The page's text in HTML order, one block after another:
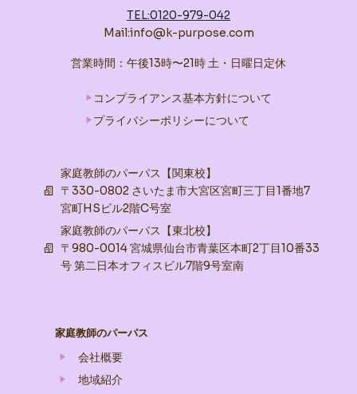
TEL:0120-979-042
Mail:info@k-purpose.com
営業時間：午後13時〜21時 土・日曜日定休
コンプライアンス基本方針について
プライバシーポリシーについて
家庭教師のパーパス【関東校】
〒330-0802 さいたま市大宮区宮町三丁目1番地7
宮町HSビル2階C号室
家庭教師のパーパス【東北校】
〒980-0014 宮城県仙台市青葉区本町2丁目10番33
号 第二日本オフィスビル7階9号室南
家庭教師のパーパス
会社概要
地域紹介